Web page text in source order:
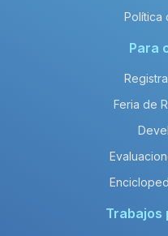
Política
Para
Feria de
Trabajos